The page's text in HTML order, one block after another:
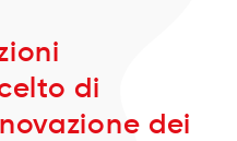
di
dei